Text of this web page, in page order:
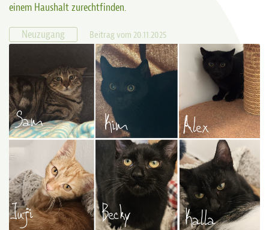
einem Haushalt zurechtfinden.
Neuzugang
Beitrag vom 20.11.2025